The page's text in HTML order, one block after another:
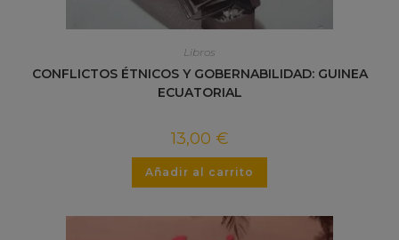
Libros
CONFLICTOS ÉTNICOS Y GOBERNABILIDAD: GUINEA
ECUATORIAL
13,00 €
Añadir al carrito